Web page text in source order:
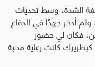
الشدة، وسط تحديات
أدخر جهدًا في الدفاع
فكان لي حضور
الداخل والخارج. 13 عامًا كبطريرك كانت رعاية محبة